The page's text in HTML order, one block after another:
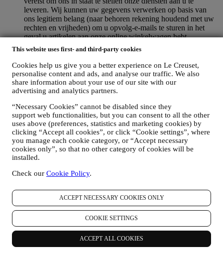
This website uses first- and third-party cookies
Cookies help us give you a better experience on Le Creuset,
personalise content and ads, and analyse our traffic. We also
share information about your use of our site with our
advertising and analytics partners.
“Necessary Cookies” cannot be disabled since they
support web functionalities, but you can consent to all the other
uses above (preferences, statistics and marketing cookies) by
clicking “Accept all cookies”, or click “Cookie settings”, where
you manage each cookie category, or “Accept necessary
cookies only”, so that no other category of cookies will be
installed.
Check our Cookie Policy.
ACCEPT NECESSARY COOKIES ONLY
COOKIE SETTINGS
ACCEPT ALL COOKIES
leveren. Wij kunnen uw gegevens verwerken op basis van
ons legitiem belang (naar behoren rekening houdend met uw
rechten en vrijheden) om u opvolg-e-mails te sturen in het
geval u artikelen aan onze online winkelwagen hebt
toegevoegd zonder de aankoop af te ronden. Als u de
aankoop niet binnen een bepaalde periode afrondt, worden er
geen verdere opvolgingsberichten verzonden.
OM U TE INFORMEREN OVER NIEUWS OF
AANBIEDINGEN VAN LE CREUSET-PRODUCTEN
Als u ermee hebt ingestemd dat wij dit doen (bijvoorbeeld
account aanmaakt op de Website), dan zullen wij u
gepersonaliseerde marketingcommunicatie en nieuws sturen
over initiatieven met betrekking tot Le Creuset die worden
gepromoot door de dochterondernemingen van de groep, en
lokale filialen en partners, die ook afhangen van uw
voorkeuren. Wij zullen contact met u opnemen via e-mail, sms
of sociale media, maar ook via geautomatiseerde middelen.
Dergelijke communicatie zal betrekking hebben op Le
Creuset-producten of op nieuwe winkelopeningen, exclusieve
evenementen, wedstrijden, enquêtes, demonstraties die
worden georganiseerd door Le Creuset of speciale
aanbiedingen die u misschien leuk vindt. Deze communicatie
kan voor u worden geselecteerd of op maat worden gemaakt
op basis van de gegevens die we over u hebben, zoals uw
locatie of uw aankoopgeschiedenis of uw voorkeuren voor
onze producten. Wij zullen uw gegevens gebruiken om uw